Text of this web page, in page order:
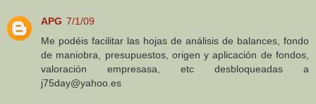
APG 7/1/09
Me podéis facilitar las hojas de análisis de balances, fondo
de maniobra, presupuestos, origen y aplicación de fondos,
valoración empresasa, etc desbloqueadas a
j75day@yahoo.es